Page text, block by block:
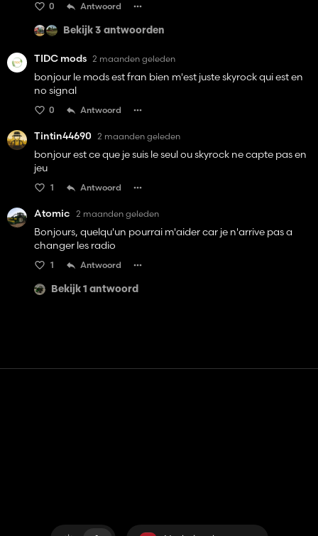
0 Antwoord
Bekijk 3 antwoorden
TIDC mods 2 maanden geleden
bonjour le mods est fran bien m'est juste skyrock qui est en
no signal
0 Antwoord
Tintin44690 2 maanden geleden
bonjour est ce que je suis le seul ou skyrock ne capte pas en
jeu
1 Antwoord
Atomic 2 maanden geleden
Bonjours, quelqu'un pourrai m'aider car je n'arrive pas a
changer les radio
1 Antwoord
Bekijk 1 antwoord